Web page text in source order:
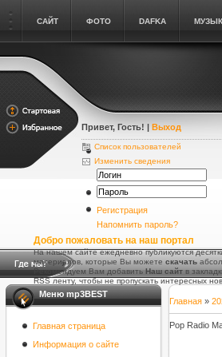
САЙТ ФОТО DAFKA
Привет, Гость! | Выход
Список пользователей
Изменить сведения
Регистрация
Напомнить пароль?
Добро пожаловать на наш портал
На нашем сайте ежедневно публикуются
материалов, которые Вы можете скачать
Рекомендуем Вам добавитьНаш сайтв
RSS ленту, чтобы не пропускать интересных
Меню mp3BEST
Главная страница
Информация о сайте
Главная »
Pop Radio